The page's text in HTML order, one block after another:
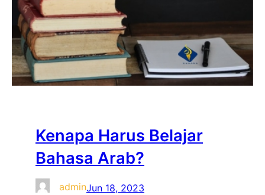
Kenapa Harus Belajar
Bahasa Arab?
adminJun 18, 2023